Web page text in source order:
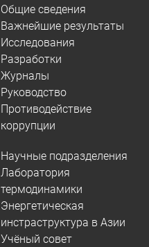
Общие сведения
Важнейшие результаты
Исследования
Разработки
Журналы
Руководство
Противодействие
коррупции
Научные подразделения
Лаборатория
термодинамики
Энергетическая
инстраструктура в Азии
Учёный совет